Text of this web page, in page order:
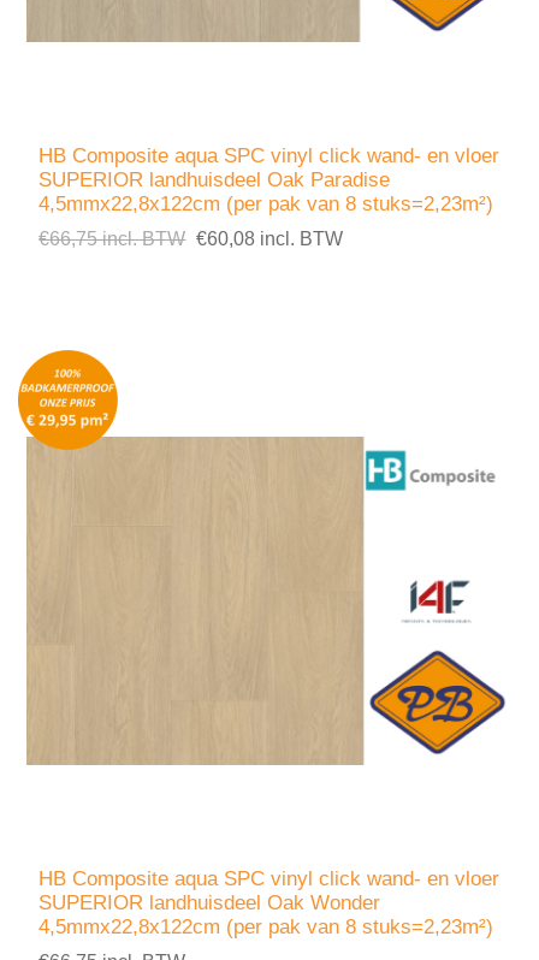
HB Composite aqua SPC vinyl click wand- en vloer
SUPERIOR landhuisdeel Oak Paradise
4,5mmx22,8x122cm (per pak van 8 stuks=2,23m²)
€66,75 incl. BTW €60,08 incl. BTW
HB Composite aqua SPC vinyl click wand- en vloer
SUPERIOR landhuisdeel Oak Wonder
4,5mmx22,8x122cm (per pak van 8 stuks=2,23m²)